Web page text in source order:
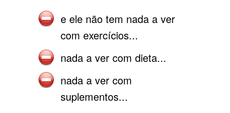
e ele não tem nada a ver
com exercícios...
nada a ver com dieta...
nada a ver com
suplementos...